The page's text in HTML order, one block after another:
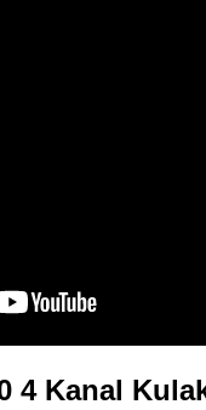
4 Kanal